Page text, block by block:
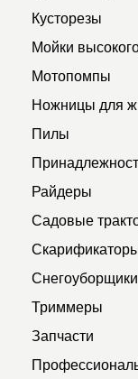
Кусторезы
Мойки
Мотопомпы
Ножницы для
Пилы
Райдеры
Садовые
Снегоуборщики
Триммеры
Запчасти